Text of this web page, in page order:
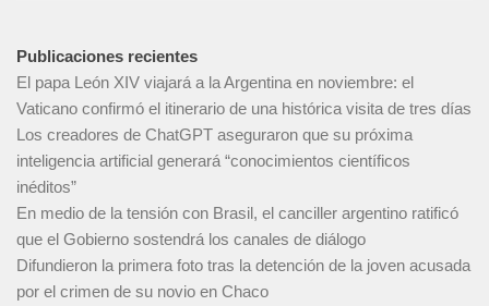
Publicaciones recientes
El papa León XIV viajará a la Argentina en noviembre: el
Vaticano confirmó el itinerario de una histórica visita de tres días
Los creadores de ChatGPT aseguraron que su próxima
inteligencia artificial generará “conocimientos científicos
inéditos”
En medio de la tensión con Brasil, el canciller argentino ratificó
que el Gobierno sostendrá los canales de diálogo
Difundieron la primera foto tras la detención de la joven acusada
por el crimen de su novio en Chaco